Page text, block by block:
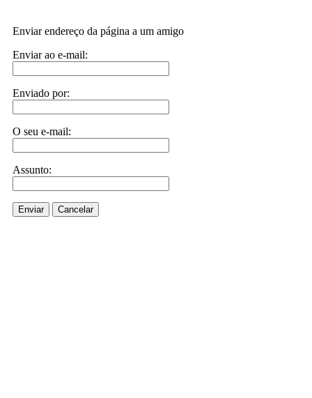
Enviar endereço da página a um amigo
Enviar ao e-mail:
Enviado por:
O seu e-mail:
Assunto:
Enviar Cancelar